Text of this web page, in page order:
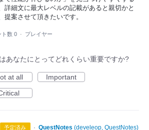
詳細文に最大レベルの記載があると親切かと
提案させて頂きたいです。
ト数 0 · プレイヤー
あなたにとってどれくらい重要ですか?
at all
Important
予定済み · QuestNotes (develeop, QuestNotes)